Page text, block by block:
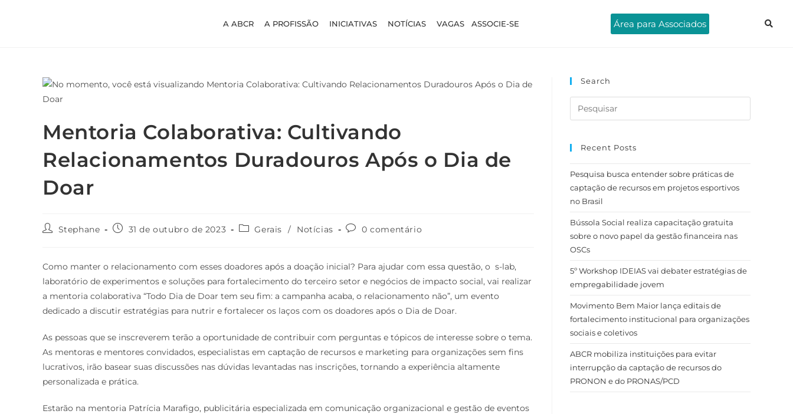
A ABCR A PROFISSÃO INICIATIVAS NOTÍCIAS VAGAS ASSOCIE-SE Área para Associados
Mentoria Colaborativa: Cultivando
Relacionamentos Duradouros Após o Dia de
Doar
Stephane 31 de outubro de 2023 Gerais / Notícias 0 comentário
Como manter o relacionamento com esses doadores após a doação inicial? Para ajudar com essa questão, o s-lab,
laboratório de experimentos e soluções para fortalecimento do terceiro setor e negócios de impacto social, vai realizar
a mentoria colaborativa “Todo Dia de Doar tem seu fim: a campanha acaba, o relacionamento não”, um evento
dedicado a discutir estratégias para nutrir e fortalecer os laços com os doadores após o Dia de Doar.
As pessoas que se inscreverem terão a oportunidade de contribuir com perguntas e tópicos de interesse sobre o tema.
As mentoras e mentores convidados, especialistas em captação de recursos e marketing para organizações sem fins
lucrativos, irão basear suas discussões nas dúvidas levantadas nas inscrições, tornando a experiência altamente
personalizada e prática.
Estarão na mentoria Patrícia Marafigo, publicitária especializada em comunicação organizacional e gestão de eventos
Search
Recent Posts
Pesquisa busca entender sobre práticas de
captação de recursos em projetos esportivos
no Brasil
Bússola Social realiza capacitação gratuita
sobre o novo papel da gestão financeira nas
OSCs
5º Workshop IDEIAS vai debater estratégias de
empregabilidade jovem
Movimento Bem Maior lança editais de
fortalecimento institucional para organizações
sociais e coletivos
ABCR mobiliza instituições para evitar
interrupção da captação de recursos do
PRONON e do PRONAS/PCD